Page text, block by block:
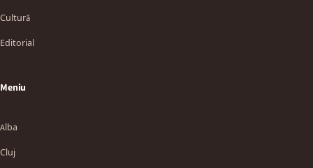
Cultură
Editorial
Meniu
Alba
Cluj